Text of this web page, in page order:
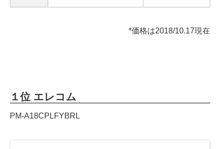
*価格は2018/10.17現在
１位 エレコム
PM-A18CPLFYBRL